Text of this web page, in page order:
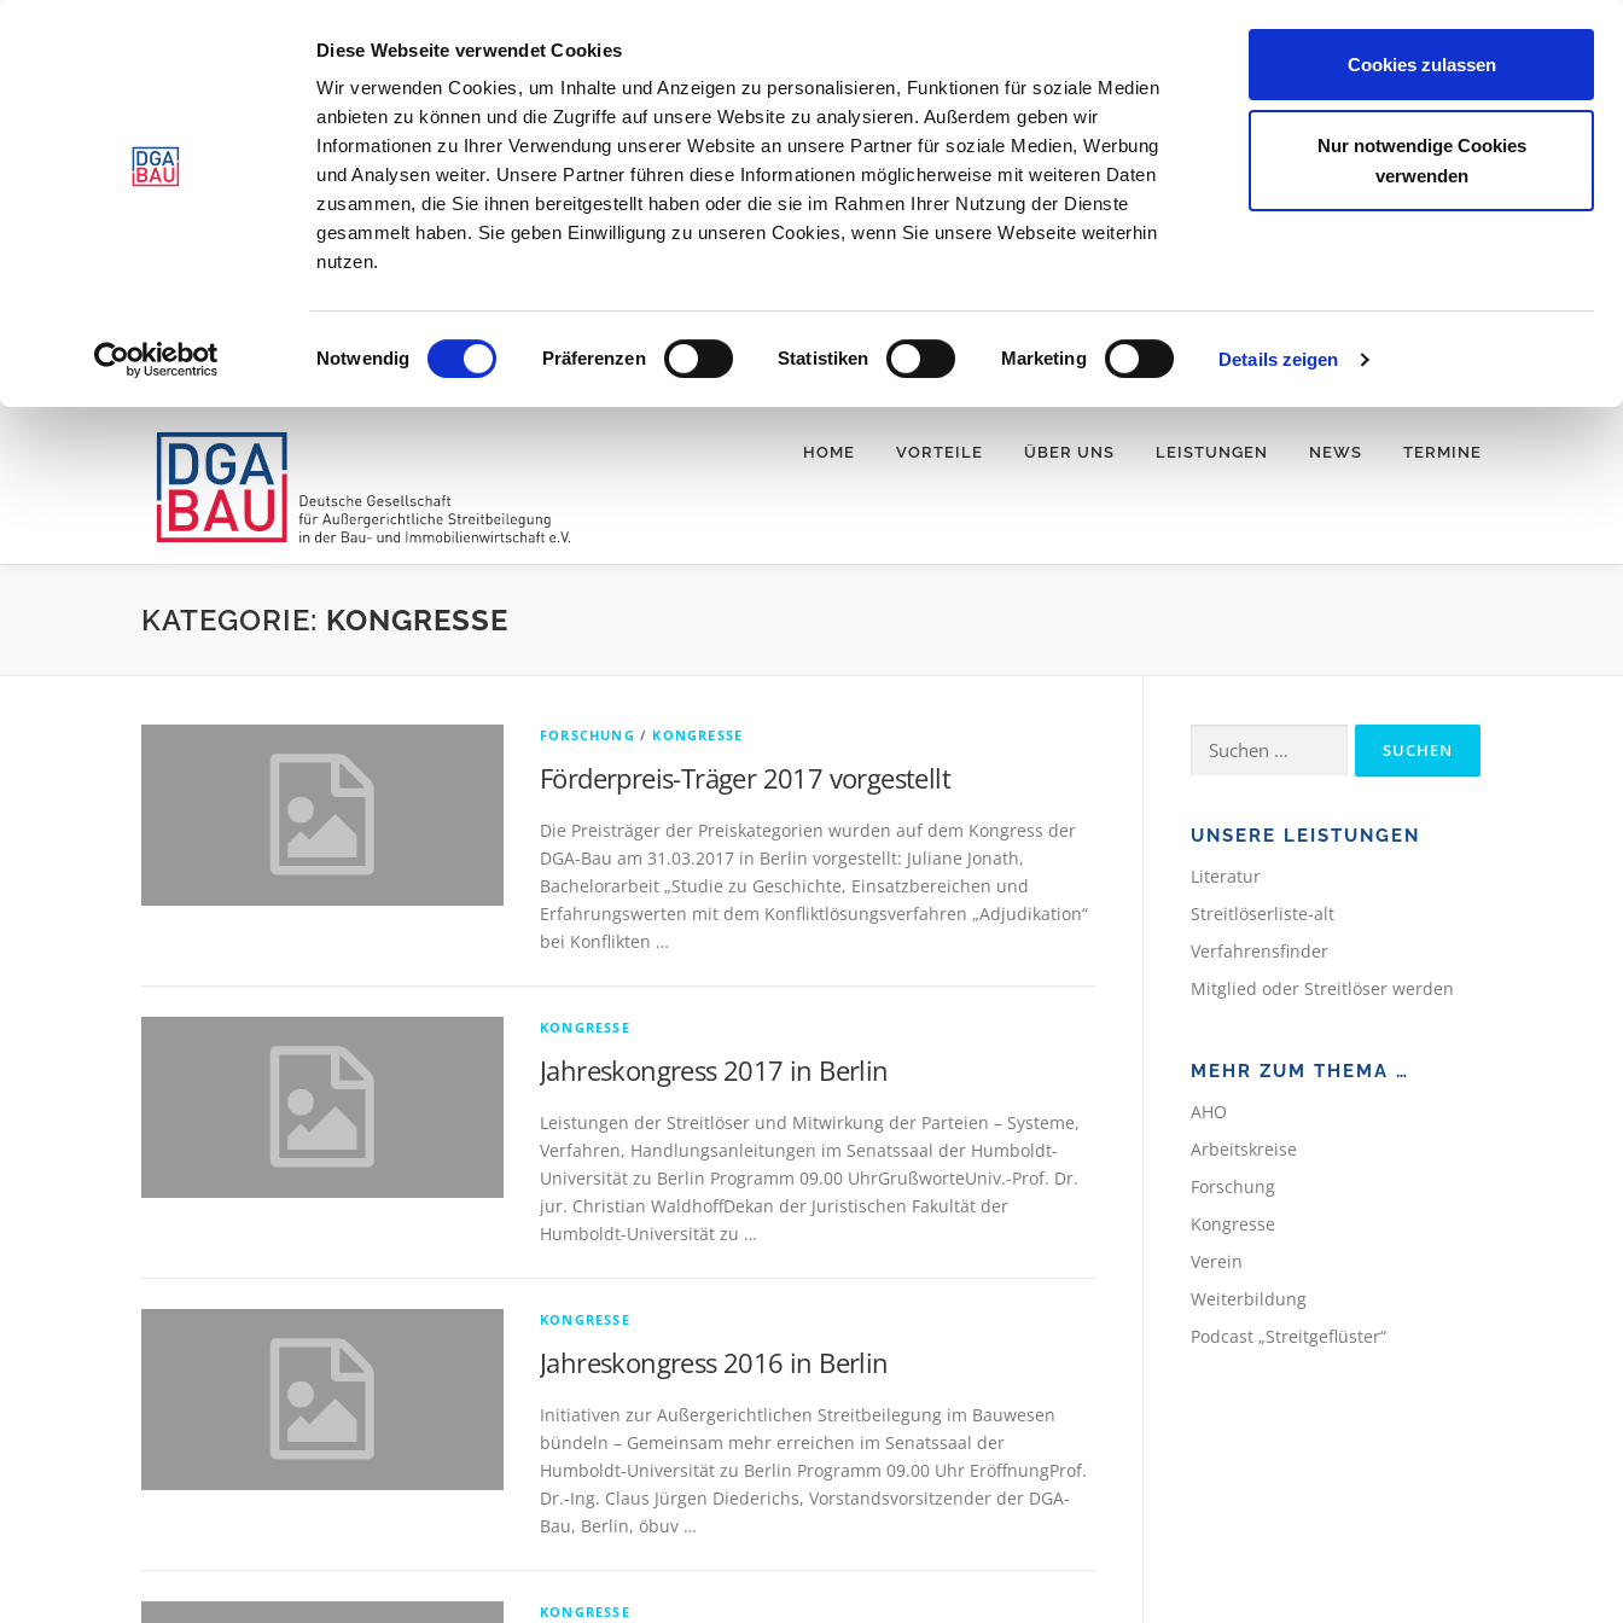
Diese Webseite verwendet Cookies
Wir verwenden Cookies, um Inhalte und Anzeigen zu personalisieren, Funktionen für soziale Medien
anbieten zu können und die Zugriffe auf unsere Website zu analysieren. Außerdem geben wir
Informationen zu Ihrer Verwendung unserer Website an unsere Partner für soziale Medien, Werbung
und Analysen weiter. Unsere Partner führen diese Informationen möglicherweise mit weiteren Daten
zusammen, die Sie ihnen bereitgestellt haben oder die sie im Rahmen Ihrer Nutzung der Dienste
gesammelt haben. Sie geben Einwilligung zu unseren Cookies, wenn Sie unsere Webseite weiterhin
nutzen.
Einwilligungsauswahl
Notwendig Präferenzen Statistiken Marketing Details zeigen
Cookies zulassen
Nur notwendige Cookies
verwenden
HOME VORTEILE ÜBER UNS LEISTUNGEN NEWS TERMINE
KATEGORIE: KONGRESSE
FORSCHUNG / KONGRESSE
Förderpreis-Träger 2017 vorgestellt
Die Preisträger der Preiskategorien wurden auf dem Kongress der
DGA-Bau am 31.03.2017 in Berlin vorgestellt: Juliane Jonath,
Bachelorarbeit „Studie zu Geschichte, Einsatzbereichen und
Erfahrungswerten mit dem Konfliktlösungsverfahren „Adjudikation“
bei Konflikten …
KONGRESSE
Jahreskongress 2017 in Berlin
Leistungen der Streitlöser und Mitwirkung der Parteien – Systeme,
Verfahren, Handlungsanleitungen im Senatssaal der Humboldt-
Universität zu Berlin Programm 09.00 UhrGrußworteUniv.-Prof. Dr.
jur. Christian WaldhoffDekan der Juristischen Fakultät der
Humboldt-Universität zu …
KONGRESSE
Jahreskongress 2016 in Berlin
Initiativen zur Außergerichtlichen Streitbeilegung im Bauwesen
bündeln – Gemeinsam mehr erreichen im Senatssaal der
Humboldt-Universität zu Berlin Programm 09.00 Uhr EröffnungProf.
Dr.-Ing. Claus Jürgen Diederichs, Vorstandsvorsitzender der DGA-
Bau, Berlin, öbuv …
KONGRESSE
Suchen
nach:
UNSERE LEISTUNGEN
Literatur
Streitlöserliste-alt
Verfahrensfinder
Mitglied oder Streitlöser werden
MEHR ZUM THEMA …
AHO
Arbeitskreise
Forschung
Kongresse
Verein
Weiterbildung
Podcast „Streitgeflüster“